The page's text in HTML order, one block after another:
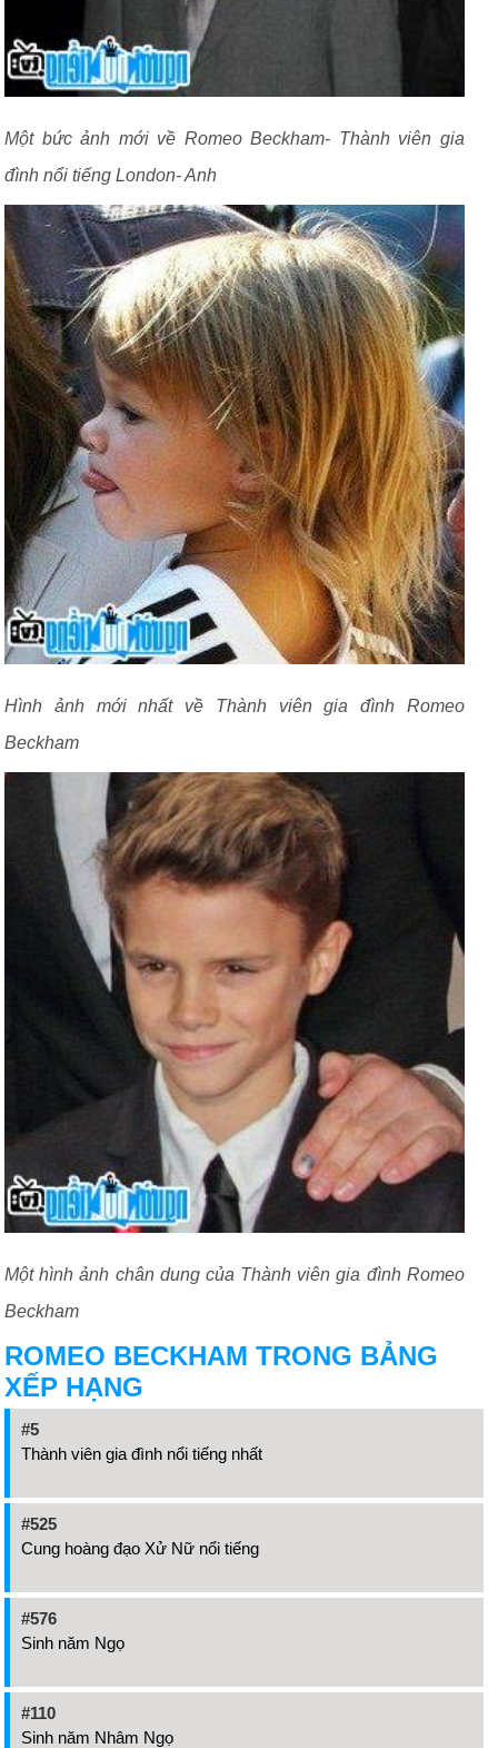
Một bức ảnh mới về Romeo Beckham- Thành viên gia
đình nổi tiếng London- Anh
Hình ảnh mới nhất về Thành viên gia đình Romeo
Beckham
Một hình ảnh chân dung của Thành viên gia đình Romeo
Beckham
ROMEO BECKHAM TRONG BẢNG
XẾP HẠNG
#5
Thành viên gia đình nổi tiếng nhất
#525
Cung hoàng đạo Xử Nữ nổi tiếng
#576
Sinh năm Ngọ
#110
Sinh năm Nhâm Ngọ